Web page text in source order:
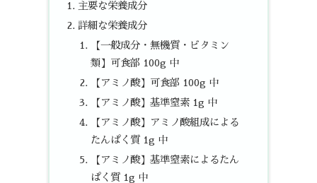
主要な栄養成分
詳細な栄養成分
【一般成分・無機質・ビタミン
類】可食部 100g 中
【アミノ酸】可食部 100g 中
【アミノ酸】基準窒素 1g 中
【アミノ酸】アミノ酸組成による
たんぱく質 1g 中
【アミノ酸】基準窒素によるたん
ぱく質 1g 中